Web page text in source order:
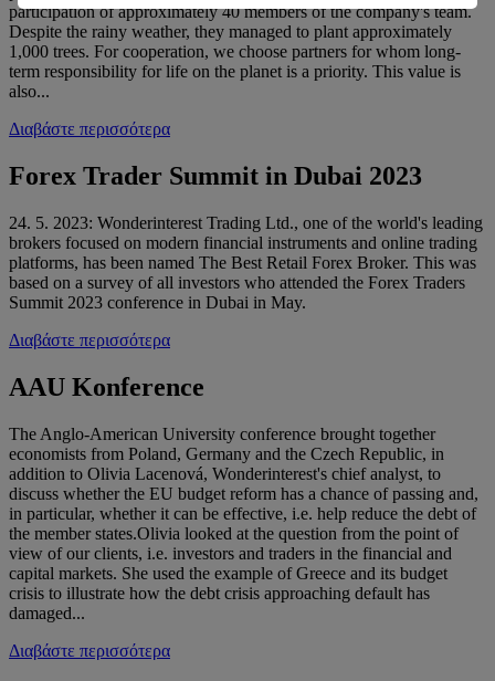
participation of approximately 40 members of the company's team.
Despite the rainy weather, they managed to plant approximately
1,000 trees. For cooperation, we choose partners for whom long-
term responsibility for life on the planet is a priority. This value is
also...
Διαβάστε περισσότερα
Forex Trader Summit in Dubai 2023
24. 5. 2023: Wonderinterest Trading Ltd., one of the world's leading
brokers focused on modern financial instruments and online trading
platforms, has been named The Best Retail Forex Broker. This was
based on a survey of all investors who attended the Forex Traders
Summit 2023 conference in Dubai in May.
Διαβάστε περισσότερα
AAU Konference
The Anglo-American University conference brought together
economists from Poland, Germany and the Czech Republic, in
addition to Olivia Lacenová, Wonderinterest's chief analyst, to
discuss whether the EU budget reform has a chance of passing and,
in particular, whether it can be effective, i.e. help reduce the debt of
the member states.Olivia looked at the question from the point of
view of our clients, i.e. investors and traders in the financial and
capital markets. She used the example of Greece and its budget
crisis to illustrate how the debt crisis approaching default has
damaged...
Διαβάστε περισσότερα